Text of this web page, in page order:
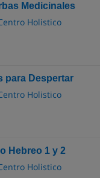
Medicinales
Holistico
para Despertar
Holistico
Hebreo 1 y 2
Holistico